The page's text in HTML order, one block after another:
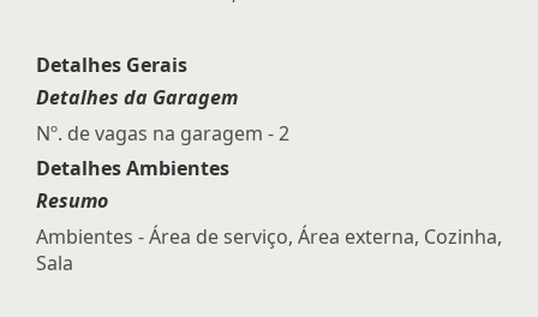
Detalhes Gerais
Detalhes da Garagem
Nº. de vagas na garagem - 2
Detalhes Ambientes
Resumo
Ambientes - Área de serviço, Área externa, Cozinha,
Sala